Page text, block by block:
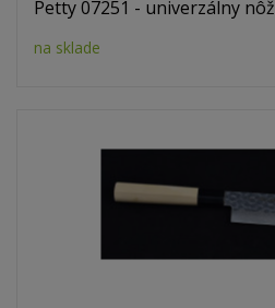
Petty 07251 - univerzálny nôž
na sklade